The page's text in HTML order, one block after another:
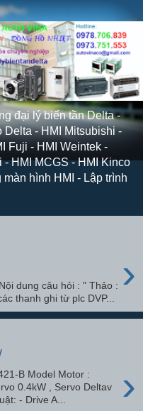
đại lý biến tần Delta -
Delta - HMI Mitsubishi -
Fuji - HMI Weintek -
HMI MCGS - HMI Kinco
hình HMI - Lập trình
›
dung câu hỏi : " Thảo :
thanh ghi từ plc DVP...
›
B Model Motor :
0.4kW , Servo Deltav
- Drive A...